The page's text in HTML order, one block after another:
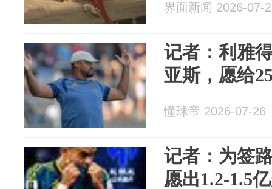
界面新闻 2026-07-
记者：利雅
亚斯，愿给
懂球帝 2026-07-26
记者：为签
愿出1.2-1.5